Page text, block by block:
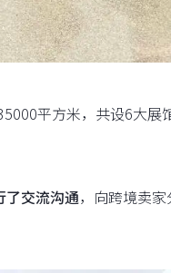
平方米，共设6大展
了交流沟通，向跨境卖家